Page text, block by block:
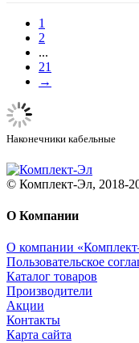
1
2
...
21
→
Наконечники кабельные
© Комплект-Эл, 2018-
О Компании
О компании
Пользовательское
Каталог товаров
Производители
Акции
Контакты
Карта сайта